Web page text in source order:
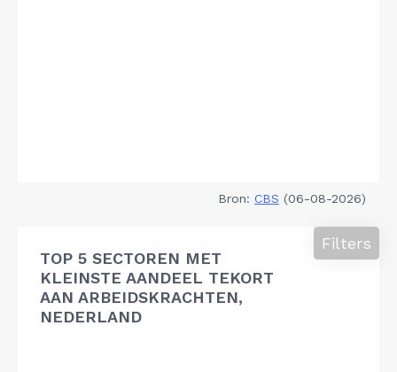
Bron: CBS (06-08-2026)
TOP 5 SECTOREN MET
KLEINSTE AANDEEL TEKORT
AAN ARBEIDSKRACHTEN,
NEDERLAND
Filters